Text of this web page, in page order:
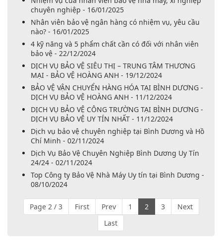
chuyên nghiệp - 16/01/2025
Nhân viên bảo vệ ngân hàng có nhiệm vụ, yêu cầu
nào? - 16/01/2025
4 kỹ năng và 5 phẩm chất cần có đối với nhân viên
bảo vệ - 22/12/2024
DỊCH VỤ BẢO VỆ SIÊU THỊ – TRUNG TÂM THƯƠNG
MẠI - BẢO VỆ HOÀNG ANH - 19/12/2024
BẢO VỆ VẬN CHUYỂN HÀNG HÓA TẠI BÌNH DƯƠNG -
DỊCH VỤ BẢO VỆ HOÀNG ANH - 11/12/2024
DỊCH VỤ BẢO VỆ CÔNG TRƯỜNG TẠI BÌNH DƯƠNG -
DỊCH VỤ BẢO VỆ UY TÍN NHẤT - 11/12/2024
Dịch vụ bảo vệ chuyên nghiệp tại Bình Dương và Hồ
Chí Minh - 02/11/2024
Dịch Vụ Bảo Vệ Chuyên Nghiệp Bình Dương Uy Tín
24/24 - 02/11/2024
Top Công ty Bảo Vệ Nhà Máy Uy tín tại Bình Dương -
08/10/2024
Page 2 / 3 First Prev 1 2 3
Next
Last